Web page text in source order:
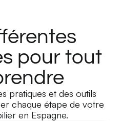
pour tout
pratiques et des outils
chaque étape de votre
en Espagne.